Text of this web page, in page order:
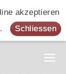
akzeptieren
. Schliessen